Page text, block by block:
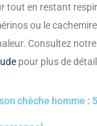
tout en restant
ou le
Consultez
pour plus de
chèche homme :